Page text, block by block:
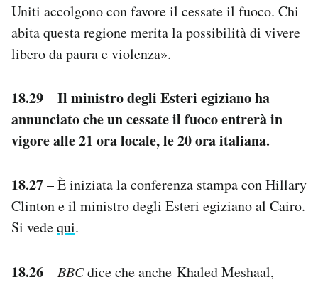
Uniti accolgono con favore il cessate il fuoco. Chi
abita questa regione merita la possibilità di vivere
libero da paura e violenza».
18.29–Il ministro degli Esteri egiziano ha
annunciato che un cessate il fuoco entrerà in
vigore alle 21 ora locale, le 20 ora italiana.
18.27– È iniziata la conferenza stampa con Hillary
Clinton e il ministro degli Esteri egiziano al Cairo.
Si vedequi.
18.26– BBCdice che anche Khaled Meshaal,